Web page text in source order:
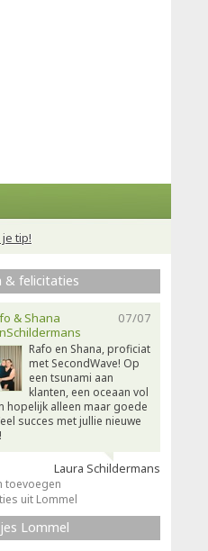
tip!
& felicitaties
07/07
& Shana
Rafo en Shana, proficiat
met SecondWave! Op
een tsunami aan
klanten, een oceaan vol
hopelijk alleen maar goede
succes met jullie nieuwe
Laura Schildermans
toevoegen
uit Lommel
Lommel